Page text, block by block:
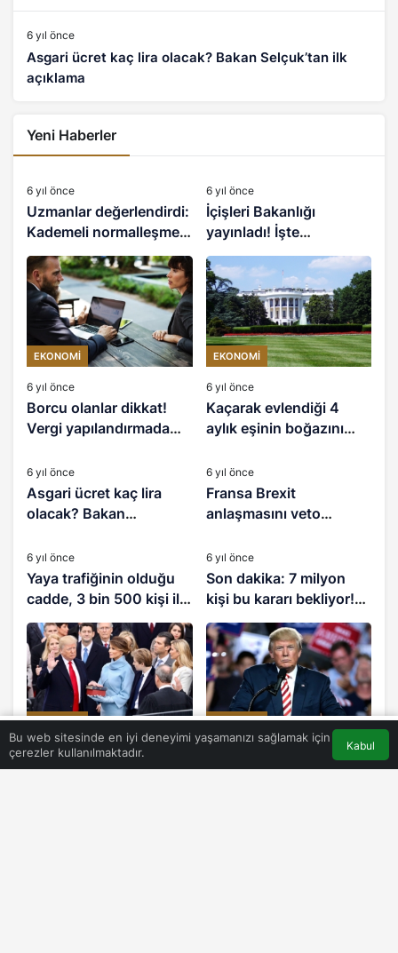
6 yıl önce
Asgari ücret kaç lira olacak? Bakan Selçuk’tan ilk
açıklama
Yeni Haberler
EKONOMI
6 yıl önce
Uzmanlar değerlendirdi:
Kademeli normalleşme
enflasyonu nasıl etkiler?
EKONOMI
6 yıl önce
İçişleri Bakanlığı
yayınladı! İşte
koronavirüs
kısıtlamalarıyla ilgili
merak edilen soruların
yanıtları
EKONOMI
6 yıl önce
Borcu olanlar dikkat!
Vergi yapılandırmada
Aralık
EKONOMI
6 yıl önce
Kaçarak evlendiği 4
aylık eşinin boğazını
EKONOMI
6 yıl önce
Asgari ücret kaç lira
olacak? Bakan
EKONOMI
6 yıl önce
Fransa Brexit
anlaşmasını veto
6 yıl önce
Yaya trafiğinin olduğu
cadde, 3 bin 500 kişi ile
sınırlandırıldı
EKONOMI
6 yıl önce
Son dakika: 7 milyon
kişi bu kararı bekliyor!
Asgari ücret ile ilgili flaş
açıklama
EKONOMI
6 yıl önce
İçişleri Bakanlığı,
EKONOMI
Cumhurbaşkanı Recep
Bu web sitesinde en iyi deneyimi yaşamanızı sağlamak için
çerezler kullanılmaktadır.
Kabul
0